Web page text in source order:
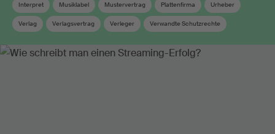
Interpret Musiklabel Mustervertrag Plattenfirma Urheber
Verlag Verlagsvertrag Verleger Verwandte Schutzrechte